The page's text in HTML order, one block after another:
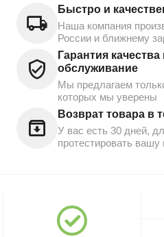
Быстро и
Наша компания
России и ближнему
Гарантия
обслуживание
Мы предлагаем
которых мы уверены
Возврат товара в
У вас есть 30 дней,
протестировать вашу